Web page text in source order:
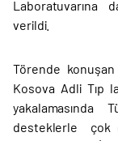
Laboratuvarına
verildi.
Törende
Kosova Adli Tıp
yakalamasında
desteklerle çok